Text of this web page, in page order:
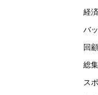
経
バ
回
総
ス